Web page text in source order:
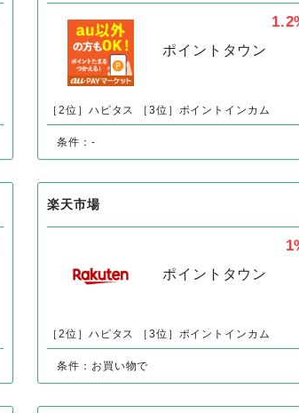
以外の「ドリンク・お酒」の人気案件
au PAY マーケット（au Wowma!）
ポイントタウン
楽天市場
ポイントタウン